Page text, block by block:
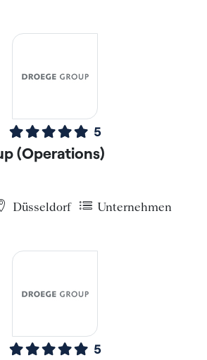
5
(Operations)
Düsseldorf Unternehmen
5